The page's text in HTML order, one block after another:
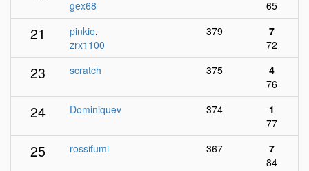
gex68
65
21 pinkie,
zrx1100
379
7
72
23 scratch 375
4
76
24 Dominiquev 374
1
77
25 rossifumi 367
7
84